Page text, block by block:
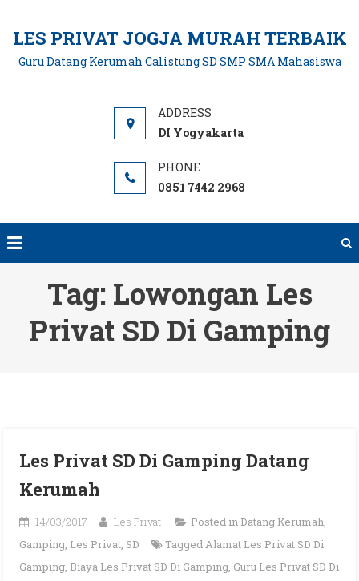
content
LES PRIVAT JOGJA MURAH TERBAIK
Guru Datang Kerumah Calistung SD SMP SMA Mahasiswa
DI Yogyakarta
0851 7442 2968
Tag: Lowongan Les
Privat SD Di Gamping
Les Privat SD Di Gamping Datang
Kerumah
14/03/2017 Les Privat Posted in Datang Kerumah,
Gamping, Les Privat, SD TaggedAlamat Les Privat SD Di
Gamping, Biaya Les Privat SD Di Gamping, Guru Les Privat SD Di